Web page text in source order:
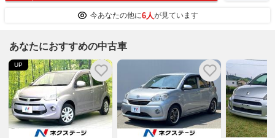
今あなたの他に6人が見ています
あなたにおすすめの中古車
UP